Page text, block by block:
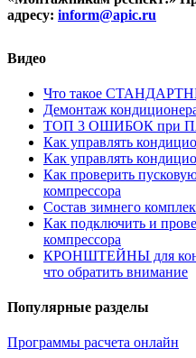
адресу: inform@apic.ru
Видео
Что такое
Демонтаж
ТОП 3 ОШИБОК при
Как управлять
Как управлять
Как проверить
компрессора
Состав зимнего
Как подключить и
компрессора
КРОНШТЕЙНЫ для
что обратить внимание
Популярные разделы
Программы расчета онлайн